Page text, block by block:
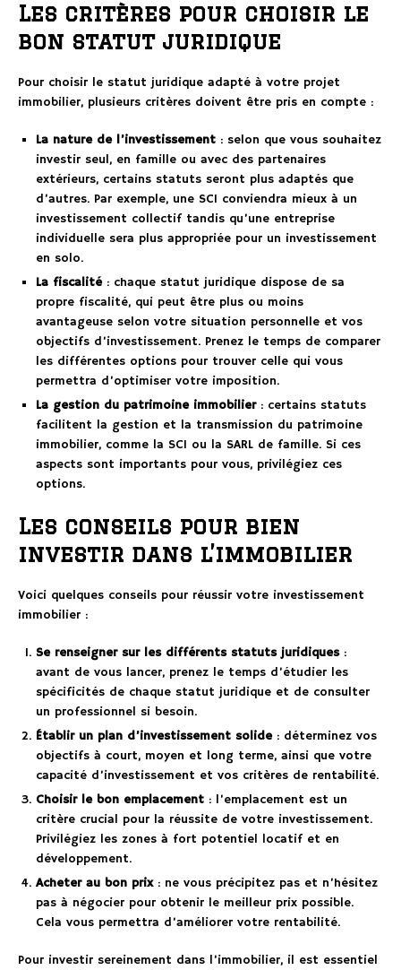
Les critères pour choisir le
bon statut juridique
Pour choisir le statut juridique adapté à votre projet
immobilier, plusieurs critères doivent être pris en compte :
La nature de l’investissement : selon que vous souhaitez
investir seul, en famille ou avec des partenaires
extérieurs, certains statuts seront plus adaptés que
d’autres. Par exemple, une SCI conviendra mieux à un
investissement collectif tandis qu’une entreprise
individuelle sera plus appropriée pour un investissement
en solo.
La fiscalité: chaque statut juridique dispose de sa
propre fiscalité, qui peut être plus ou moins
avantageuse selon votre situation personnelle et vos
objectifs d’investissement. Prenez le temps de comparer
les différentes options pour trouver celle qui vous
permettra d’optimiser votre imposition.
La gestion du patrimoine immobilier: certains statuts
facilitent la gestion et la transmission du patrimoine
immobilier, comme la SCI ou la SARL de famille. Si ces
aspects sont importants pour vous, privilégiez ces
options.
Les conseils pour bien
investir dans l’immobilier
Voici quelques conseils pour réussir votre investissement
immobilier :
Se renseigner sur les différents statuts juridiques:
avant de vous lancer, prenez le temps d’étudier les
spécificités de chaque statut juridique et de consulter
un professionnel si besoin.
Établir un plan d’investissement solide: déterminez vos
objectifs à court, moyen et long terme, ainsi que votre
capacité d’investissement et vos critères de rentabilité.
Choisir le bon emplacement : l’emplacement est un
critère crucial pour la réussite de votre investissement.
Privilégiez les zones à fort potentiel locatif et en
développement.
Acheter au bon prix: ne vous précipitez pas et n’hésitez
pas à négocier pour obtenir le meilleur prix possible.
Cela vous permettra d’améliorer votre rentabilité.
Pour investir sereinement dans l’immobilier, il est essentiel